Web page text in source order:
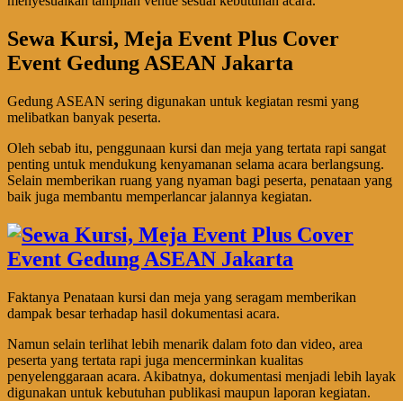
Sewa Kursi, Meja Event Plus Cover
Event Gedung ASEAN Jakarta
Gedung ASEAN sering digunakan untuk kegiatan resmi yang
melibatkan banyak peserta.
Oleh sebab itu, penggunaan kursi dan meja yang tertata rapi sangat
penting untuk mendukung kenyamanan selama acara berlangsung.
Selain memberikan ruang yang nyaman bagi peserta, penataan yang
baik juga membantu memperlancar jalannya kegiatan.
Faktanya Penataan kursi dan meja yang seragam memberikan
dampak besar terhadap hasil dokumentasi acara.
Namun selain terlihat lebih menarik dalam foto dan video, area
peserta yang tertata rapi juga mencerminkan kualitas
penyelenggaraan acara. Akibatnya, dokumentasi menjadi lebih layak
digunakan untuk kebutuhan publikasi maupun laporan kegiatan.